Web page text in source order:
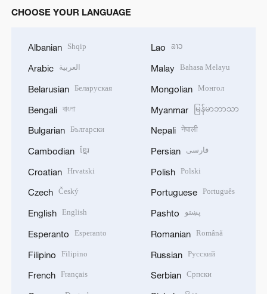
CHOOSE YOUR LANGUAGE
Albanian Shqip
Arabic العربية
Belarusian Беларуская
Bengali বাংলা
Bulgarian Български
Cambodian ខ្មែរ
Croatian Hrvatski
Czech Český
English English
Esperanto Esperanto
Filipino Filipino
French Français
Lao ລາວ
Malay Bahasa Melayu
Mongolian Монгол
Myanmar မြန်မာဘာသာ
Nepali नेपाली
Persian فارسی
Polish Polski
Portuguese Português
Pashto پښتو
Romanian Română
Russian Русский
Serbian Српски